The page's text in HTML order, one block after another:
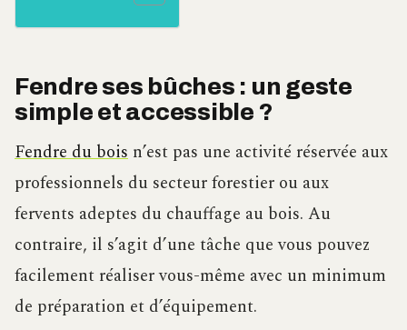
Fendre ses bûches : un geste
simple et accessible ?
Fendre du bois n’est pas une activité réservée aux
professionnels du secteur forestier ou aux
fervents adeptes du chauffage au bois. Au
contraire, il s’agit d’une tâche que vous pouvez
facilement réaliser vous-même avec un minimum
de préparation et d’équipement.